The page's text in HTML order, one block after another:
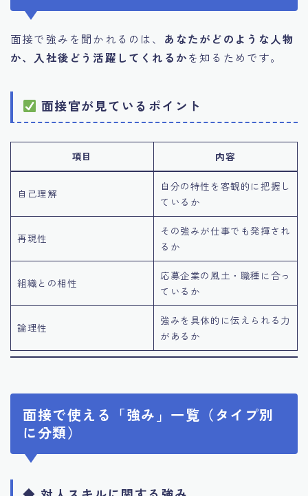
面接で強みを聞かれるのは、 あなたがどのような人物
か、入社後どう活躍してくれるかを知るためです。
面接官が見ているポイント
項目 内容
自己理解
自分の特性を客観的に把握し
ているか
再現性
その強みが仕事でも発揮され
るか
組織との相性
応募企業の風土・職種に合っ
ているか
論理性
強みを具体的に伝えられる力
があるか
面接で使える「強み」一覧（タイプ別
に分類）